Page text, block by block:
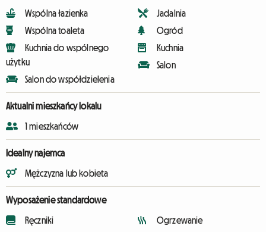
Wspólna łazienka
Wspólna toaleta
Kuchnia do wspólnego
użytku
Salon do współdzielenia
Jadalnia
Ogród
Kuchnia
Salon
Aktualni mieszkańcy lokalu
1 mieszkańców
Idealny najemca
Mężczyzna lub kobieta
Wyposażenie standardowe
Ręczniki
Ogrzewanie